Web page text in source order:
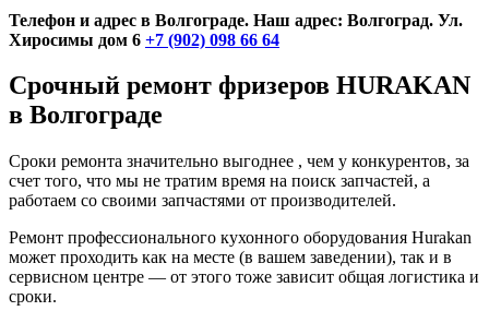
Телефон и адрес в Волгограде. Наш адрес: Волгоград. Ул.
Хиросимы дом 6 +7 (902) 098 66 64
Срочный ремонт фризеров HURAKAN
в Волгограде
Сроки ремонта значительно выгоднее , чем у конкурентов, за
счет того, что мы не тратим время на поиск запчастей, а
работаем со своими запчастями от производителей.
Ремонт профессионального кухонного оборудования Hurakan
может проходить как на месте (в вашем заведении), так и в
сервисном центре — от этого тоже зависит общая логистика и
сроки.